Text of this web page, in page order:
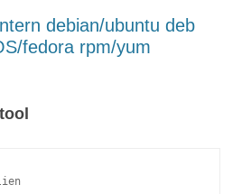
debian/ubuntu deb
fedora rpm/yum